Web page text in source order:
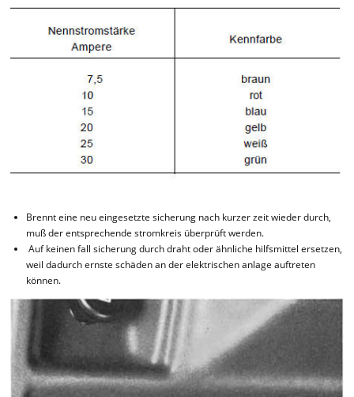
Brennt eine neu eingesetzte sicherung nach kurzer zeit wieder durch,
muß der entsprechende stromkreis überprüft werden.
Auf keinen fall sicherung durch draht oder ähnliche hilfsmittel ersetzen,
weil dadurch ernste schäden an der elektrischen anlage auftreten
können.